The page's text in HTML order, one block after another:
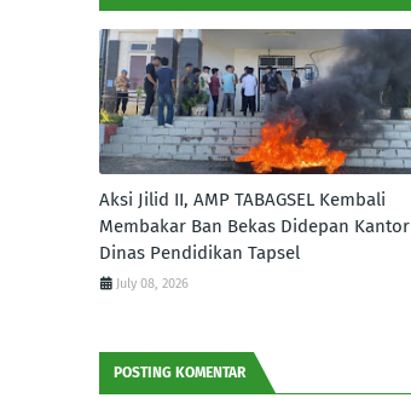
Aksi Jilid II, AMP TABAGSEL Kembali
Membakar Ban Bekas Didepan Kantor
Dinas Pendidikan Tapsel
July 08, 2026
POSTING KOMENTAR